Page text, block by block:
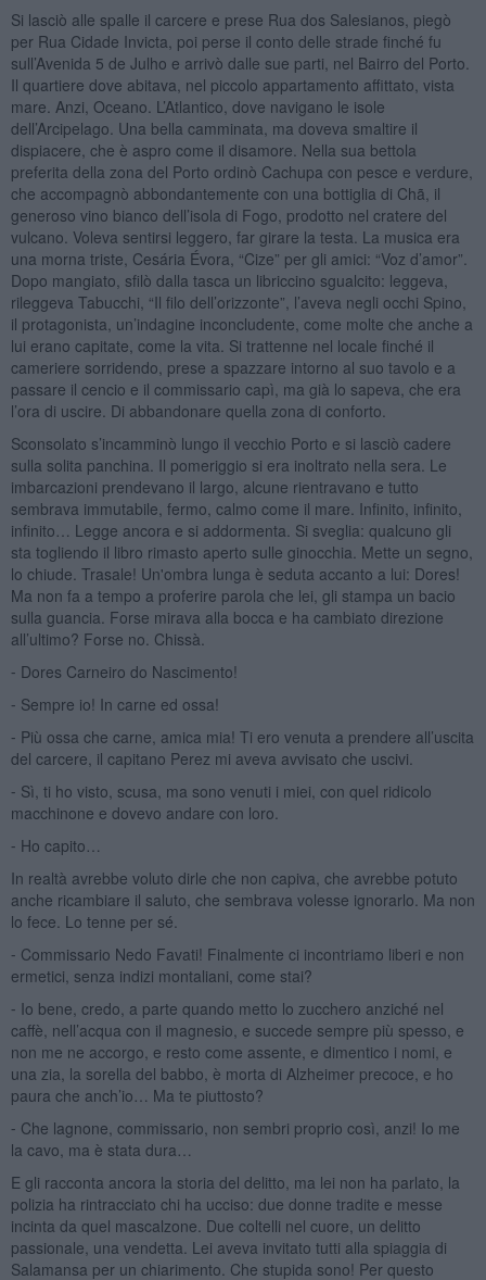
Si lasciò alle spalle il carcere e prese Rua dos Salesianos, piegò
per Rua Cidade Invicta, poi perse il conto delle strade finché fu
sull’Avenida 5 de Julho e arrivò dalle sue parti, nel Bairro del Porto.
Il quartiere dove abitava, nel piccolo appartamento affittato, vista
mare. Anzi, Oceano. L’Atlantico, dove navigano le isole
dell’Arcipelago. Una bella camminata, ma doveva smaltire il
dispiacere, che è aspro come il disamore. Nella sua bettola
preferita della zona del Porto ordinò Cachupa con pesce e verdure,
che accompagnò abbondantemente con una bottiglia di Chã, il
generoso vino bianco dell’isola di Fogo, prodotto nel cratere del
vulcano. Voleva sentirsi leggero, far girare la testa. La musica era
una morna triste, Cesária Évora, “Cize” per gli amici: “Voz d’amor”.
Dopo mangiato, sfilò dalla tasca un libriccino sgualcito: leggeva,
rileggeva Tabucchi, “Il filo dell’orizzonte”, l’aveva negli occhi Spino,
il protagonista, un’indagine inconcludente, come molte che anche a
lui erano capitate, come la vita. Si trattenne nel locale finché il
cameriere sorridendo, prese a spazzare intorno al suo tavolo e a
passare il cencio e il commissario capì, ma già lo sapeva, che era
l’ora di uscire. Di abbandonare quella zona di conforto.
Sconsolato s’incamminò lungo il vecchio Porto e si lasciò cadere
sulla solita panchina. Il pomeriggio si era inoltrato nella sera. Le
imbarcazioni prendevano il largo, alcune rientravano e tutto
sembrava immutabile, fermo, calmo come il mare. Infinito, infinito,
infinito… Legge ancora e si addormenta. Si sveglia: qualcuno gli
sta togliendo il libro rimasto aperto sulle ginocchia. Mette un segno,
lo chiude. Trasale! Un'ombra lunga è seduta accanto a lui: Dores!
Ma non fa a tempo a proferire parola che lei, gli stampa un bacio
sulla guancia. Forse mirava alla bocca e ha cambiato direzione
all’ultimo? Forse no. Chissà.
⁃ Dores Carneiro do Nascimento!
⁃ Sempre io! In carne ed ossa!
⁃ Più ossa che carne, amica mia! Ti ero venuta a prendere all’uscita
del carcere, il capitano Perez mi aveva avvisato che uscivi.
⁃ Sì, ti ho visto, scusa, ma sono venuti i miei, con quel ridicolo
macchinone e dovevo andare con loro.
⁃ Ho capito…
In realtà avrebbe voluto dirle che non capiva, che avrebbe potuto
anche ricambiare il saluto, che sembrava volesse ignorarlo. Ma non
lo fece. Lo tenne per sé.
⁃ Commissario Nedo Favati! Finalmente ci incontriamo liberi e non
ermetici, senza indizi montaliani, come stai?
⁃ Io bene, credo, a parte quando metto lo zucchero anziché nel
caffè, nell’acqua con il magnesio, e succede sempre più spesso, e
non me ne accorgo, e resto come assente, e dimentico i nomi, e
una zia, la sorella del babbo, è morta di Alzheimer precoce, e ho
paura che anch’io… Ma te piuttosto?
⁃ Che lagnone, commissario, non sembri proprio così, anzi! Io me
la cavo, ma è stata dura…
E gli racconta ancora la storia del delitto, ma lei non ha parlato, la
polizia ha rintracciato chi ha ucciso: due donne tradite e messe
incinta da quel mascalzone. Due coltelli nel cuore, un delitto
passionale, una vendetta. Lei aveva invitato tutti alla spiaggia di
Salamansa per un chiarimento. Che stupida sono! Per questo